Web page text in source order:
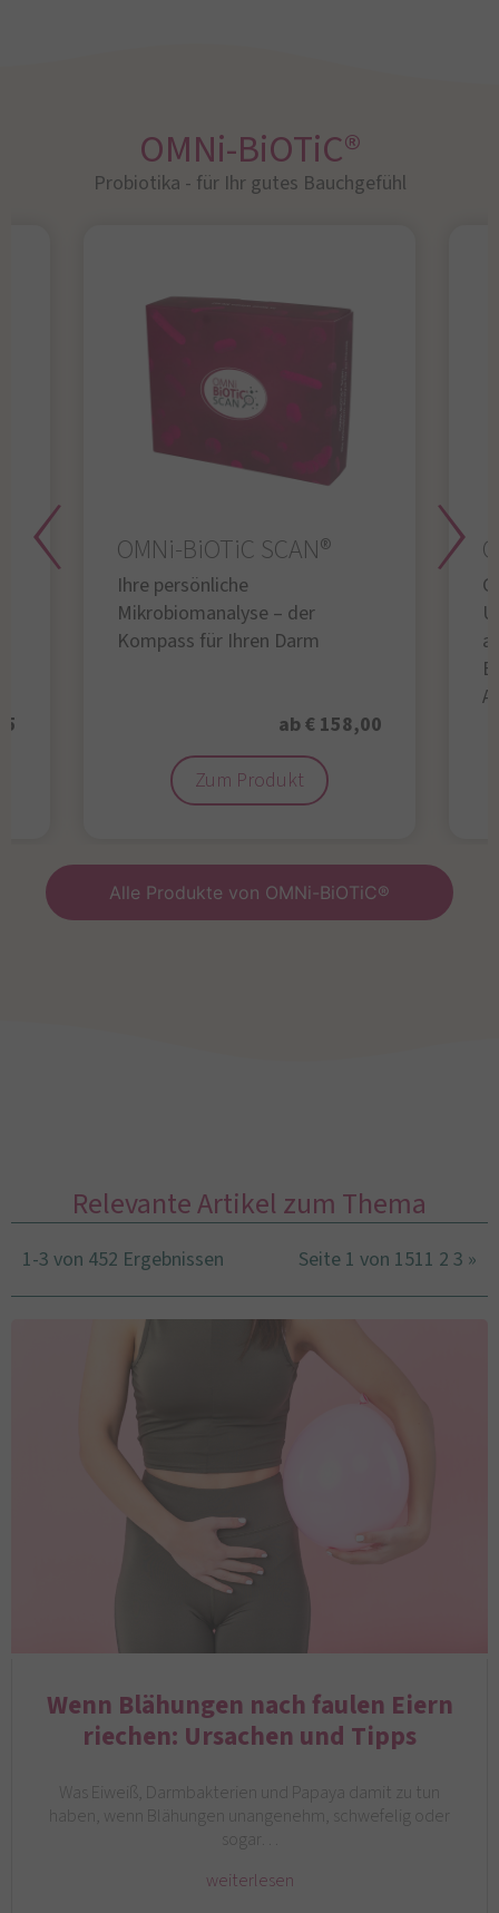
OMNi-BiOTiC®
Probiotika - für Ihr gutes Bauchgefühl​
OMNi-BiOTiC SCAN®
Ihre persönliche
Mikrobiomanalyse – der
Kompass für Ihren Darm
ab € 158,00
Zum Produkt
Alle Produkte von OMNi-BiOTiC®
Relevante Artikel zum Thema
1-3 von 452 Ergebnissen Seite 1 von 1511 2 3 »
Wenn Blähungen nach faulen Eiern
riechen: Ursachen und Tipps
Was Eiweiß, Darmbakterien und Papaya damit zu tun
haben, wenn Blähungen unangenehm, schwefelig oder
sogar…
weiterlesen